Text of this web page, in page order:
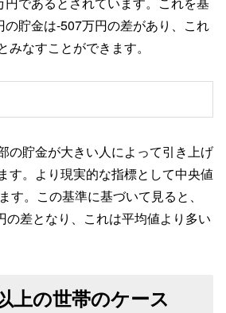
貯金は-507万円の差があり、これ
みなすことができます。
の貯金が大きい人によって引き上げ
す。より現実的な指標として中央値
す。この基準に基づいて見ると、
の差となり、これは平均値より多い
上の世帯のケース